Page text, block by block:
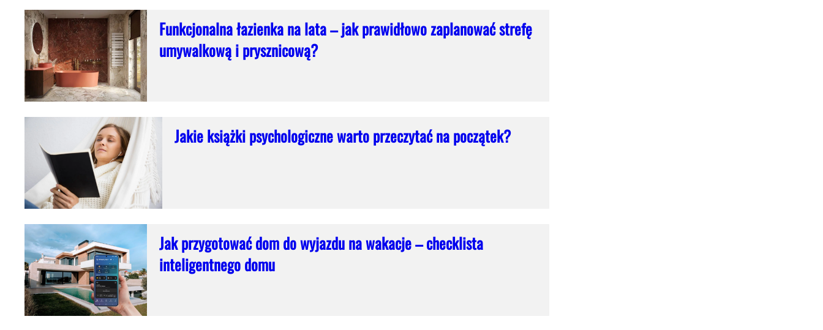
Funkcjonalna łazienka na lata – jak prawidłowo zaplanować strefę
umywalkową i prysznicową?
Jakie książki psychologiczne warto przeczytać na początek?
Jak przygotować dom do wyjazdu na wakacje – checklista
inteligentnego domu